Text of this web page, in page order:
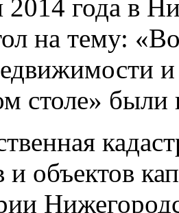
2014 года в
на тему:
столе»
и объектов